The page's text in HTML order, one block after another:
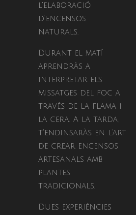
l'elaboració
d'encensos
naturals.
Durant el matí
aprendràs a
interpretar els
missatges del foc a
través de la flama i
la cera. A la tarda,
t'endinsaràs en l'art
de crear encensos
artesanals amb
plantes
tradicionals.
Dues experiències